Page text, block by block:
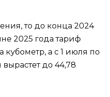
то до конца 2024
2025 года тариф
кубометр, а с 1 июля по
до 44,78